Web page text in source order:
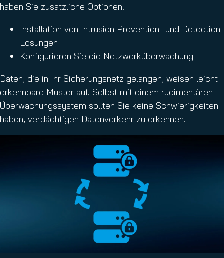
haben Sie zusätzliche Optionen.
Installation von Intrusion Prevention- und Detection-
Lösungen
Konfigurieren Sie die Netzwerküberwachung
Daten, die in Ihr Sicherungsnetz gelangen, weisen leicht
erkennbare Muster auf. Selbst mit einem rudimentären
Überwachungssystem sollten Sie keine Schwierigkeiten
haben, verdächtigen Datenverkehr zu erkennen.